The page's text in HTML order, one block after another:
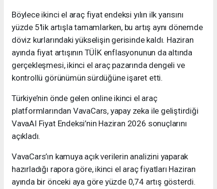
Böylece ikinci el araç fiyat endeksi yılın ilk yarısını
yüzde 5'lik artışla tamamlarken, bu artış aynı dönemde
döviz kurlarındaki yükselişin gerisinde kaldı. Haziran
ayında fiyat artışının TÜİK enflasyonunun da altında
gerçekleşmesi, ikinci el araç pazarında dengeli ve
kontrollü görünümün sürdüğüne işaret etti.
Türkiye’nin önde gelen online ikinci el araç
platformlarından VavaCars, yapay zeka ile geliştirdiği
VavaAI Fiyat Endeksi’nin Haziran 2026 sonuçlarını
açıkladı.
VavaCars’ın kamuya açık verilerin analizini yaparak
hazırladığı rapora göre, ikinci el araç fiyatları Haziran
ayında bir önceki aya göre yüzde 0,74 artış gösterdi.